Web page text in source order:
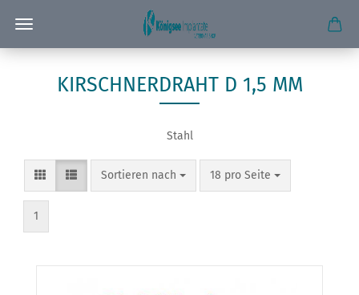
KIRSCHNERDRAHT D 1,5 MM
Stahl
Sortieren nach
Sortieren nach 18 pro Seite
pro Seite
1